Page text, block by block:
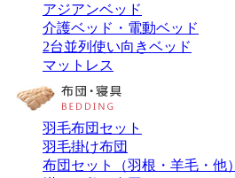
アジアンベッド
介護ベッド・電動ベッド
2台並列使い向きベッド
マットレス
羽毛布団セット
羽毛掛け布団
布団セット（羽根・羊毛・他）